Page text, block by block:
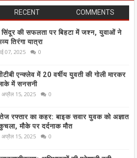
RECENT COMMENTS
की सफलता पर बिहटा में जश्न, युवाओं ने
तिरंगा यात्रा
07, 2025 0
एन्क्लेव में 20 वर्षीय युवती की गोली मारकर
में सनसनी
अप्रैल 15, 2025 0
तेज रफ्तार का कहर: बाइक सवार युवक को अज्ञात
मौके पर दर्दनाक मौत
अप्रैल 15, 2025 0